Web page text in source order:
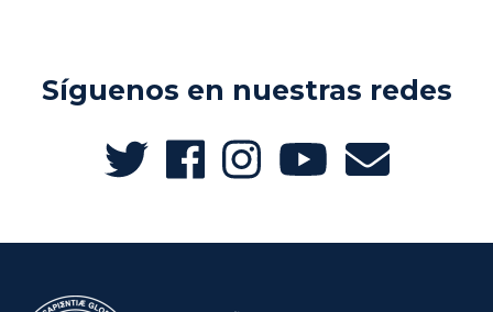
Síguenos en nuestras redes